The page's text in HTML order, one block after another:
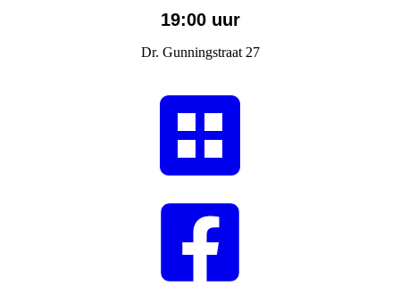
19:00 uur
Dr. Gunningstraat 27